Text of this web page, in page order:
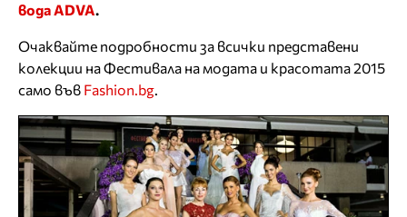
вода ADVA.
Очаквайте подробности за всички представени
колекции на Фестивала на модата и красотата 2015
само във Fashion.bg.